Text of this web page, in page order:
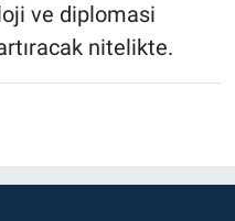
ve diplomasi
nitelikte.